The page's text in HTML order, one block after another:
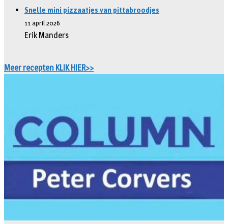
Snelle mini pizzaatjes van pittabroodjes
11 april 2026
Erik Manders
Meer recepten KLIK HIER>>